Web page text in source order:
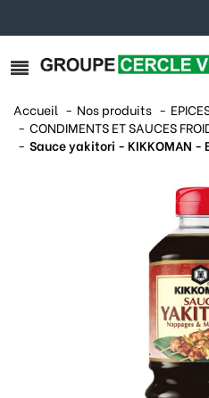
Accueil Nos produits
CONDIMENTS ET SAUCES
Sauce yakitori - KIKKOMAN -